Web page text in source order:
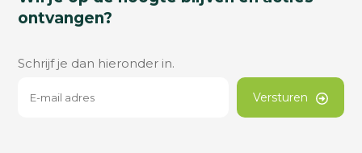
ontvangen?
Schrijf je dan hieronder in.
Versturen